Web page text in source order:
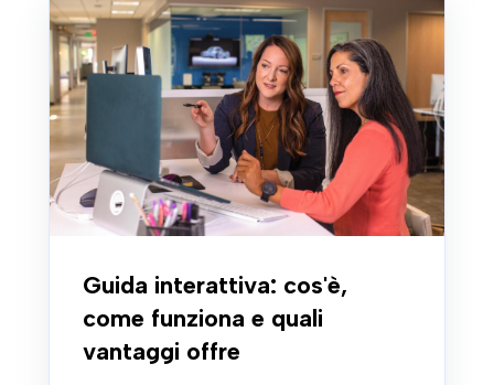
Guida interattiva: cos'è,
come funziona e quali
vantaggi offre